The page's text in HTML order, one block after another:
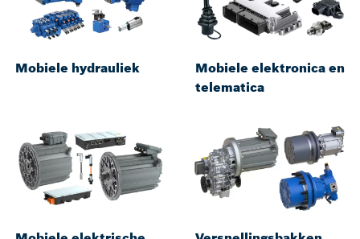
Mobiele hydrauliek
Mobiele elektronica en
telematica